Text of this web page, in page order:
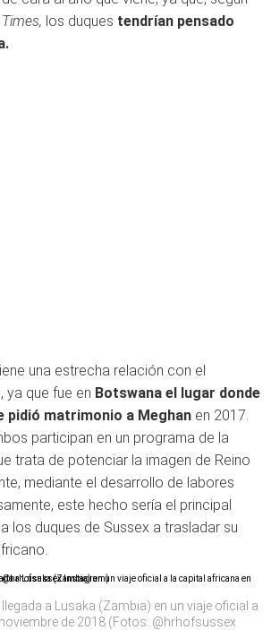
los duques tendrían pensado
una estrecha relación con el
ya que fue en Botswana el lugar donde
pidió matrimonio a Meghan en 2017.
participan en un programa de la
trata de potenciar la imagen de Reino
mediante el desarrollo de labores
este hecho sería el principal
los duques de Sussex a trasladar su
a Lusaka (Zambia) en un viaje oficial a
de 2018 (Fotos: @hrhofsussex